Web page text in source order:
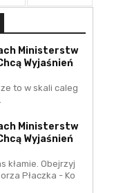
Ministerstw
Wyjaśnień
to w skali caleg
Ministerstw
Wyjaśnień
kłamie. Obejrzyj
Płaczka - Ko